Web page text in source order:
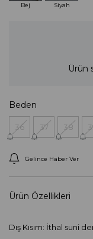
Bej Siyah
Ürün
Beden
36 37 38
Gelince Haber Ver
Ürün Özellikleri
Dış Kısım: İthal suni